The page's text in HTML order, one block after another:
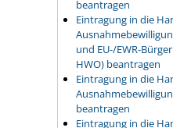
beantragen
Eintragung in die
und EU-/EWR-
HWO) beantragen
Eintragung in die
beantragen
Eintragung in die